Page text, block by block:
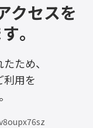
クセスを
。
ため、
利用を